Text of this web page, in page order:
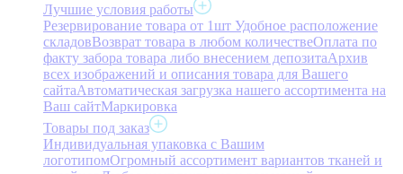
Лучшие условия работы
Резервирование товара от 1шт Удобное расположение
складовВозврат товара в любом количествеОплата по
факту забора товара либо внесением депозитаАрхив
всех изображений и описания товара для Вашего
сайтаАвтоматическая загрузка нашего ассортимента на
Ваш сайтМаркировка
Товары под заказ
Индивидуальная упаковка с Вашим
логотипомОгромный ассортимент вариантов тканей и